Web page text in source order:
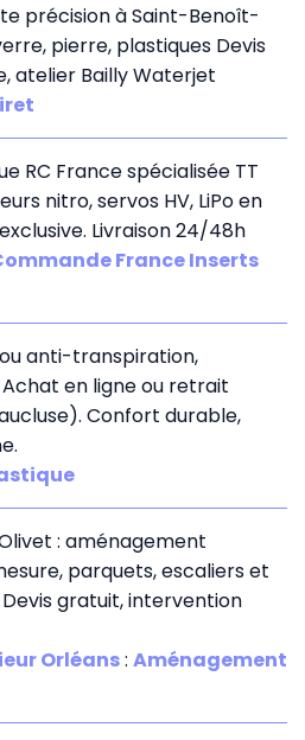
précision à Saint-Benoît-
pierre, plastiques Devis
atelier Bailly Waterjet
RC France spécialisée TT
nitro, servos HV, LiPo en
Livraison 24/48h
France Inserts
anti-transpiration,
en ligne ou retrait
Confort durable,
: aménagement
parquets, escaliers et
gratuit, intervention
Orléans: Aménagement